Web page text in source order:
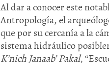
Al dar a conocer este
Antropología, el
que por su cercanía a la
sistema hidráulico
K’nich Janaab’ Pakal,